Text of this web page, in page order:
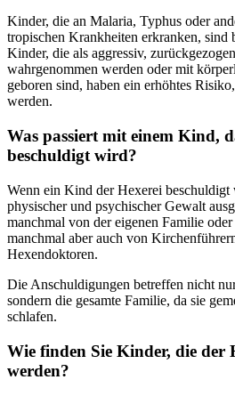
Kinder, die an Malaria, Typhus oder
tropischen Krankheiten erkranken, sind
Kinder, die als aggressiv,
wahrgenommen werden oder mit
geboren sind, haben ein erhöhtes
werden.
Was passiert mit einem Kind,
beschuldigt wird?
Wenn ein Kind der Hexerei beschuldigt
physischer und psychischer Gewalt
manchmal von der eigenen Familie
manchmal aber auch von
Hexendoktoren.
Die Anschuldigungen betreffen nicht
sondern die gesamte Familie, da sie
schlafen.
Wie finden Sie Kinder, die der
werden?